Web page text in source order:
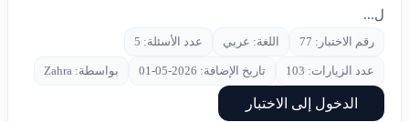
ل...
رقم الاختبار: 77 اللغة: عربي عدد الأسئلة: 5
عدد الزيارات: 103 تاريخ الإضافة: 2026-05-01 بواسطة: Zahra
الدخول إلى الاختبار